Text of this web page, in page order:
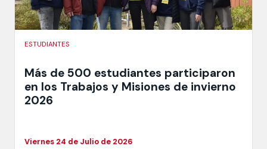
ESTUDIANTES
Más de 500 estudiantes participaron
en los Trabajos y Misiones de invierno
2026
Viernes 24 de Julio de 2026